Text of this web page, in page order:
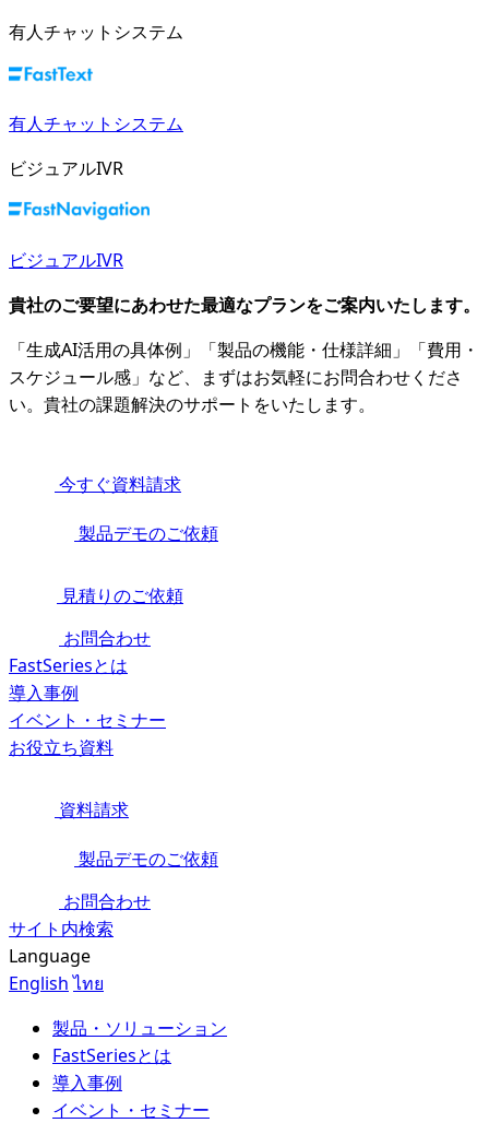
有人チャットシステム
有人チャットシステム
ビジュアルIVR
ビジュアルIVR
貴社のご要望にあわせた最適なプランをご案内いたします。
「生成AI活用の具体例」「製品の機能・仕様詳細」「費用・
スケジュール感」など、まずはお気軽にお問合わせくださ
い。貴社の課題解決のサポートをいたします。
今すぐ資料請求
製品デモのご依頼
見積りのご依頼
お問合わせ
FastSeriesとは
導入事例
イベント・セミナー
お役立ち資料
資料請求
製品デモのご依頼
お問合わせ
サイト内検索
Language
English ไทย
製品・ソリューション
FastSeriesとは
導入事例
イベント・セミナー